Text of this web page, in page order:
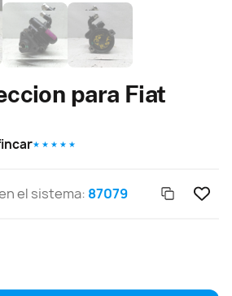
para Fiat
★ ★ ★ ★ ★
el sistema: 87079